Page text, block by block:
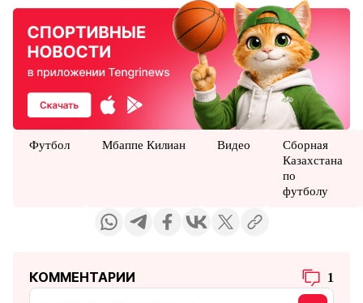
Футбол Мбаппе Килиан Видео
Сборная
Казахстана
по
футболу
КОММЕНТАРИИ 1